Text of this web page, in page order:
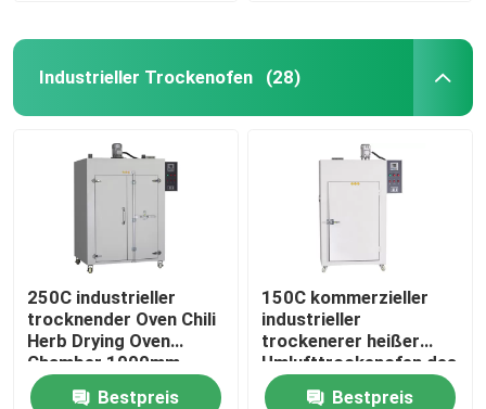
Industrieller Trockenofen (28)
250C industrieller
trocknender Oven Chili
Herb Drying Oven
Chamber 1000mm
Bestpreis
150C kommerzieller
industrieller
trockenerer heißer
Umlufttrockenofen des
Ofen-5kw
Bestpreis